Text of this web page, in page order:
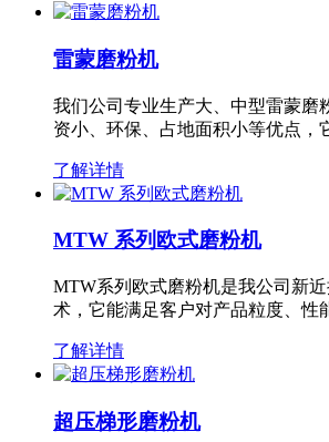
雷蒙磨粉机
我们公司专业生产大、中型雷蒙磨
资小、环保、占地面积小等优点，
了解详情
MTW 系列欧式磨粉机
MTW系列欧式磨粉机是我公司新
术，它能满足客户对产品粒度、性
了解详情
超压梯形磨粉机